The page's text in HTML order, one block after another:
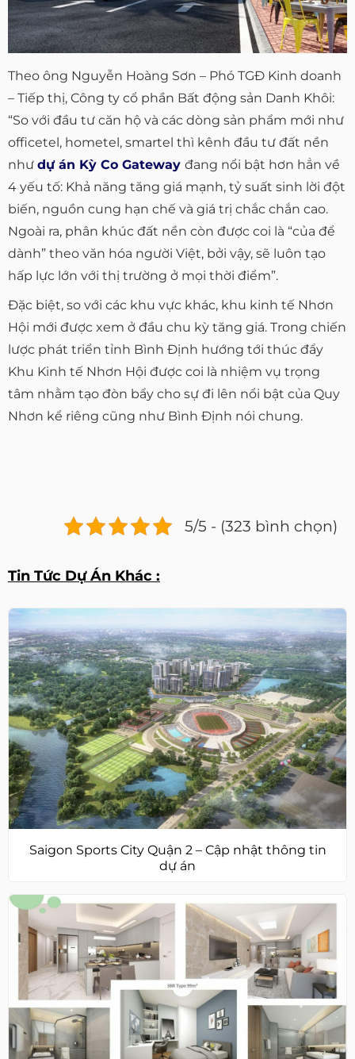
Theo ông Nguyễn Hoàng Sơn – Phó TGĐ Kinh doanh
– Tiếp thị, Công ty cổ phần Bất động sản Danh Khôi:
“So với đầu tư căn hộ và các dòng sản phẩm mới như
officetel, hometel, smartel thì kênh đầu tư đất nền
như dự án Kỳ Co Gateway đang nổi bật hơn hẳn về
4 yếu tố: Khả năng tăng giá mạnh, tỷ suất sinh lời đột
biến, nguồn cung hạn chế và giá trị chắc chắn cao.
Ngoài ra, phân khúc đất nền còn được coi là “của để
dành” theo văn hóa người Việt, bởi vậy, sẽ luôn tạo
hấp lực lớn với thị trường ở mọi thời điểm”.
Đặc biệt, so với các khu vực khác, khu kinh tế Nhơn
Hội mới được xem ở đầu chu kỳ tăng giá. Trong chiến
lược phát triển tỉnh Bình Định hướng tới thúc đẩy
Khu Kinh tế Nhơn Hội được coi là nhiệm vụ trọng
tâm nhằm tạo đòn bẩy cho sự đi lên nổi bật của Quy
Nhơn kể riêng cũng như Bình Định nói chung.
5/5 - (323 bình chọn)
Tin Tức Dự Án Khác :
Saigon Sports City Quận 2 – Cập nhật thông tin
dự án